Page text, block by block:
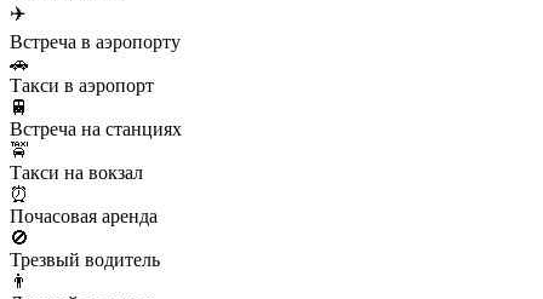
✈️
Встреча в аэропорту
🚗
Такси в аэропорт
🚆
Встреча на станциях
🚖
Такси на вокзал
⏰
Почасовая аренда
🚫
Трезвый водитель
👨